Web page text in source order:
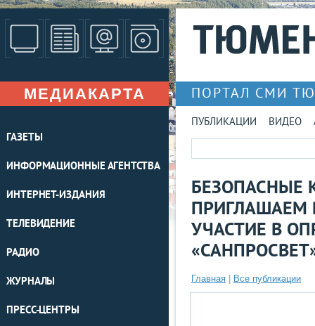
МЕДИАКАРТА
ГАЗЕТЫ
ИНФОРМАЦИОННЫЕ АГЕНТСТВА
ИНТЕРНЕТ-ИЗДАНИЯ
ТЕЛЕВИДЕНИЕ
РАДИО
ЖУРНАЛЫ
ПРЕСС-ЦЕНТРЫ
ПОРТАЛ СМИ
ПУБЛИКАЦИИ ВИДЕО
БЕЗОПАСНЫЕ
ПРИГЛАШАЕМ
УЧАСТИЕ В
Главная Все публикации